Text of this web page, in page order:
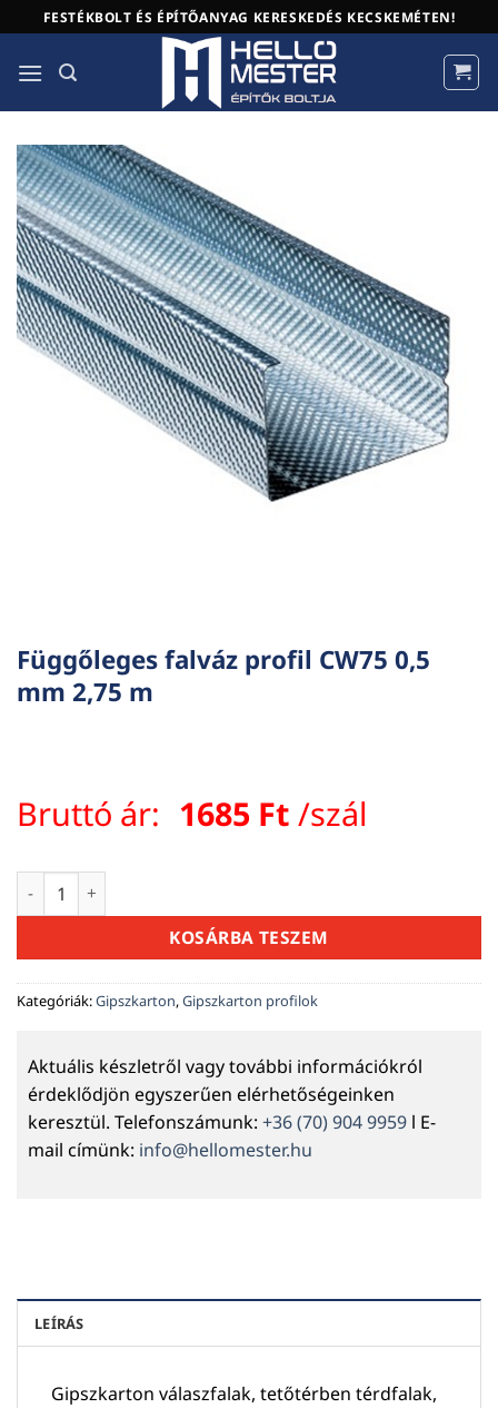
to
content
FESTÉKBOLT ÉS ÉPÍTŐANYAG KERESKEDÉS KECSKEMÉTEN!
Függőleges falváz profil CW75 0,5
mm 2,75 m
Bruttó ár: 1685 Ft /szál
Függőleges falváz profil CW75 0,5 mm 2,75 m mennyiség
KOSÁRBA TESZEM
Kategóriák:Gipszkarton,Gipszkarton profilok
Aktuális készletről vagy további információkról
érdeklődjön egyszerűen elérhetőségeinken
keresztül. Telefonszámunk: +36 (70) 904 9959 l E-
mail címünk: info@hellomester.hu
LEÍRÁS
Gipszkarton válaszfalak, tetőtérben térdfalak,